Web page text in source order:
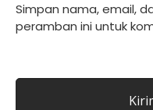
Simpan nama, email,
peramban ini untuk